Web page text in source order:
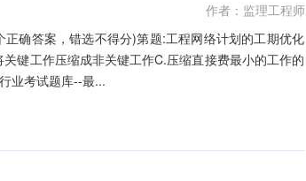
作者：监理工程师
确答案，错选不得分)第题:工程网络计划的工期优化
键工作压缩成非关键工作C.压缩直接费最小的工作的
业考试题库--最...